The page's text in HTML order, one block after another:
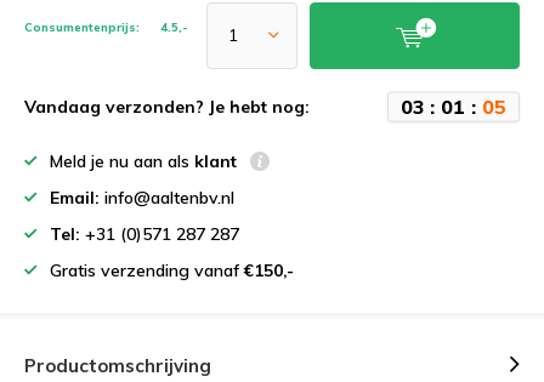
Consumentenprijs: 4.5,-
Vandaag verzonden? Je hebt nog: 03 : 01 : 05
Meld je nu aan als klant
Email: info@aaltenbv.nl
Tel: +31 (0)571 287 287
Gratis verzending vanaf€150,-
Productomschrijving